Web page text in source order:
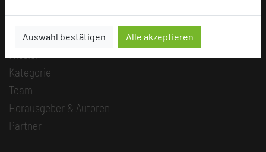
Auswahl bestätigen Alle akzeptieren
Die Idee
Über uns
Mission
Kategorie
Team
Herausgeber & Autoren
Partner